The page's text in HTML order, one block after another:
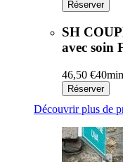
Réserver
SH
avec soin
46,50 €40min
Réserver
Découvrir plus de